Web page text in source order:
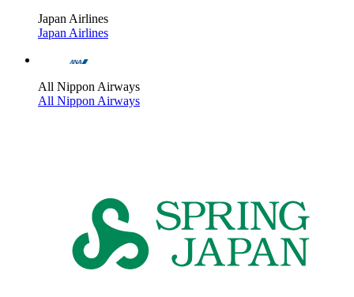
Japan Airlines
Japan Airlines
All Nippon Airways
All Nippon Airways